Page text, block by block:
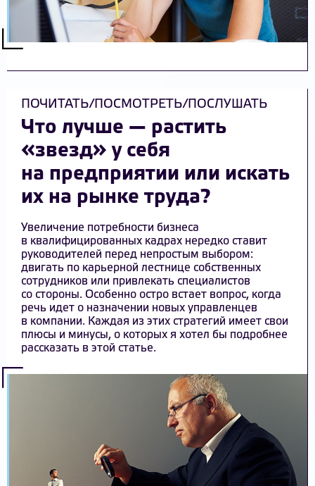
ПОЧИТАТЬ/ПОСМОТРЕТЬ/ПОСЛУШАТЬ
Что лучше — растить
«звезд» у себя
на предприятии или искать
их на рынке труда?
Увеличение потребности бизнеса
в квалифицированных кадрах нередко ставит
руководителей перед непростым выбором:
двигать по карьерной лестнице собственных
сотрудников или привлекать специалистов
со стороны. Особенно остро встает вопрос, когда
речь идет о назначении новых управленцев
в компании. Каждая из этих стратегий имеет свои
плюсы и минусы, о которых я хотел бы подробнее
рассказать в этой статье.